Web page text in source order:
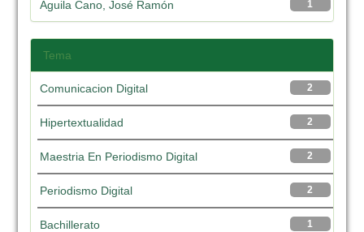
1
Águila Cano, José Ramón
Tema
2
Comunicacion Digital
2
Hipertextualidad
2
Maestria En Periodismo Digital
2
Periodismo Digital
1
Bachillerato